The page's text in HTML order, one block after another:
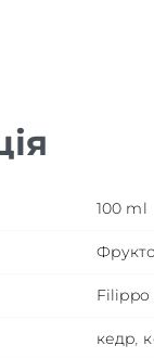
100 ml
Filippo
кедр